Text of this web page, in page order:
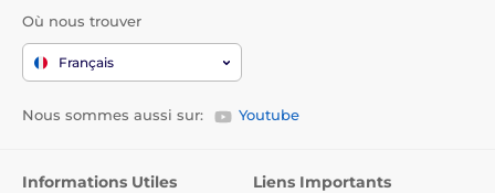
Où nous trouver
Français
Nous sommes aussi sur: Youtube
Informations Utiles Liens Importants